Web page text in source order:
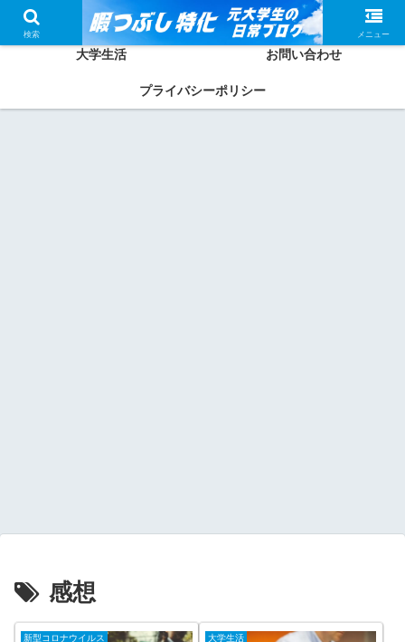
ホーム かしわってどんな人？
大学生活 お問い合わせ
プライバシーポリシー
感想
新型コロナウイルス 大学生活
検索 メニュー